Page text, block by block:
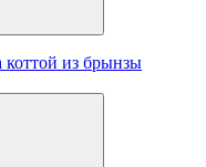
коттой из брынзы